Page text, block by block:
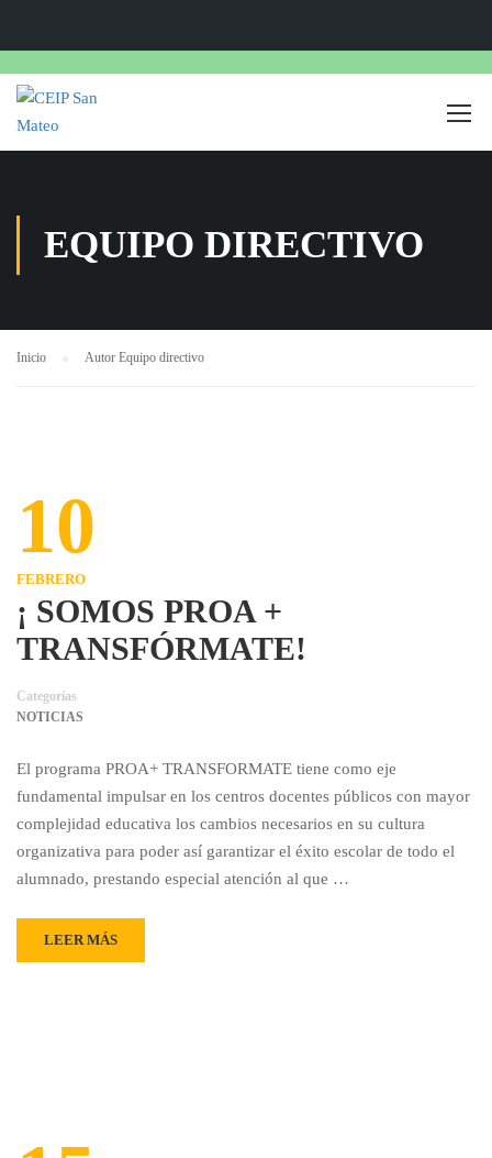
EQUIPO DIRECTIVO
Inicio Autor Equipo directivo
10
FEBRERO
¡ SOMOS PROA +
TRANSFÓRMATE!
Categorías
NOTICIAS
El programa PROA+ TRANSFORMATE tiene como eje
fundamental impulsar en los centros docentes públicos con mayor
complejidad educativa los cambios necesarios en su cultura
organizativa para poder así garantizar el éxito escolar de todo el
alumnado, prestando especial atención al que …
LEER MÁS